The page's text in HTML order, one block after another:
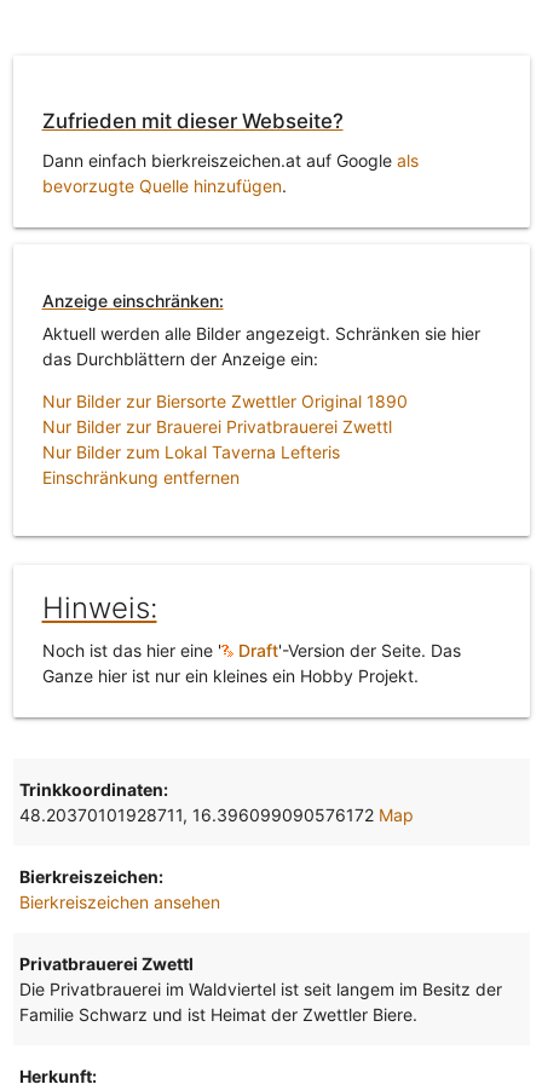
Zufrieden mit dieser Webseite?
Dann einfach bierkreiszeichen.at auf Google als
bevorzugte Quelle hinzufügen.
Anzeige einschränken:
Aktuell werden alle Bilder angezeigt. Schränken sie hier
das Durchblättern der Anzeige ein:
Nur Bilder zur Biersorte Zwettler Original 1890
Nur Bilder zur Brauerei Privatbrauerei Zwettl
Nur Bilder zum Lokal Taverna Lefteris
Einschränkung entfernen
Hinweis:
Noch ist das hier eine ' Draft'-Version der Seite. Das
Ganze hier ist nur ein kleines ein Hobby Projekt.
Trinkkoordinaten:
48.20370101928711, 16.396099090576172 Map
Bierkreiszeichen:
Bierkreiszeichen ansehen
Privatbrauerei Zwettl
Die Privatbrauerei im Waldviertel ist seit langem im Besitz der
Familie Schwarz und ist Heimat der Zwettler Biere.
Herkunft: